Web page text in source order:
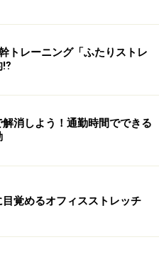
トレーニング「ふたりストレ
⁉︎
消しよう！通勤時間でできる
覚めるオフィスストレッチ